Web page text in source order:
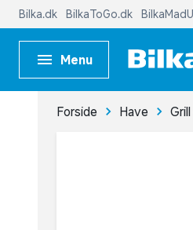
Bilka.dk BilkaToGo.dk
Menu
Forside Have